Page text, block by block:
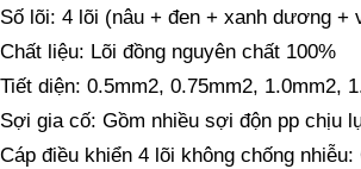
Số lõi: 4 lõi (nâu + đen + xanh dương +
Chất liệu: Lõi đồng nguyên chất 100%
Tiết diện: 0.5mm2, 0.75mm2, 1.0mm2,
Sợi gia cố: Gồm nhiều sợi độn pp chịu
Cáp điều khiển 4 lõi không chống